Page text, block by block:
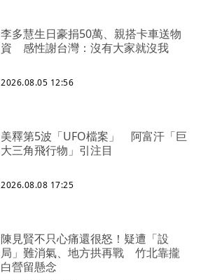
李多慧生日豪捐50萬、親搭卡車送物
資 感性謝台灣：沒有大家就沒我
2026.08.05 12:56
美釋第5波「UFO檔案」 阿富汗「巨
大三角飛行物」引注目
2026.08.08 17:25
陳見賢不只心痛還很怒！疑遭「設
局」難消氣、地方拱再戰 竹北靠攏
白營留懸念